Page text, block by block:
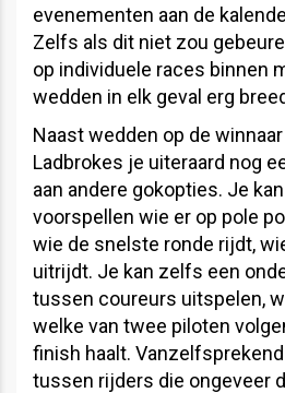
evenementen aan de
Zelfs als dit niet zou
op individuele races binnen
wedden in elk geval erg
Naast wedden op de
Ladbrokes je uiteraard nog
aan andere gokopties. Je
voorspellen wie er op pole
wie de snelste ronde rijdt,
uitrijdt. Je kan zelfs een
tussen coureurs uitspelen,
welke van twee piloten
finish haalt.
tussen rijders die ongeveer